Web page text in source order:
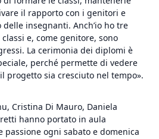
il rapporto con i genitori e
insegnanti. Anch’io ho tre
e, come genitore, sono
La cerimonia dei diplomi è
perché permette di vedere
progetto sia cresciuto nel tempo».
Cristina Di Mauro, Daniela
hanno portato in aula
passione ogni sabato e domenica